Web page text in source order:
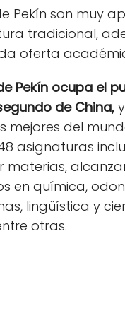
Pekín son muy
tradicional,
oferta
Pekín ocupa el
de China,
mejores del
asignaturas
materias,
en química,
lingüística y
otras.